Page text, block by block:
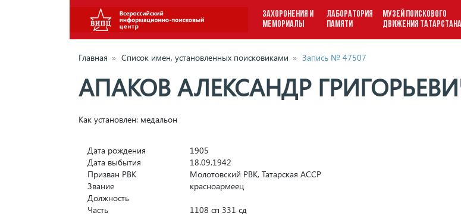
ЗАХОРОНЕНИЯ И
МЕМОРИАЛЫ
ЛАБОРАТОРИЯ
ПАМЯТИ
МУЗЕЙ ПОИСКОВОГО
ДВИЖЕНИЯ ТАТАРСТАНА
Главная » Список имен, установленных поисковиками » Запись № 47507
АПАКОВ АЛЕКСАНДР
Как установлен: медальон
Дата рождения
1905
Дата выбытия
18.09.1942
Призван РВК
Молотовский РВК, Татарская АССР
Звание
красноармеец
Должность
Часть
1108 сп 331 сд